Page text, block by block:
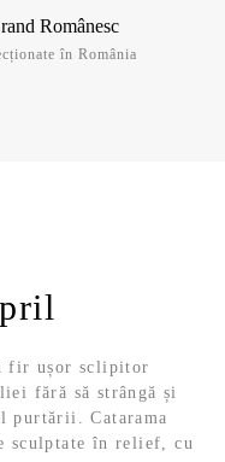
Românesc
în România
fir ușor sclipitor
fără să strângă și
purtării. Catarama
sculptate în relief, cu